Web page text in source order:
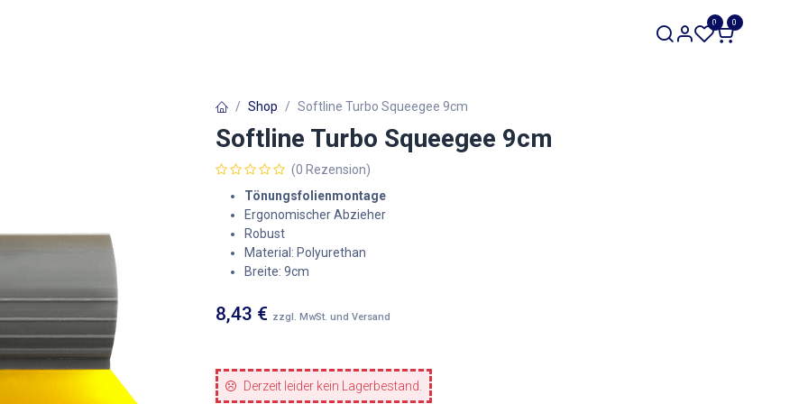
0 0
Shop Softline Turbo Squeegee 9cm
Softline Turbo Squeegee 9cm
(0 Rezension)
Tönungsfolienmontage
Ergonomischer Abzieher
Robust
Material: Polyurethan
Breite: 9cm
8,43 € zzgl. MwSt. und Versand
Derzeit leider kein Lagerbestand.